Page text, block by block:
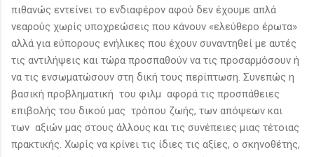
πιθανώς εντείνει το ενδιαφέρον αφού δεν έχουμε απλά
νεαρούς χωρίς υποχρεώσεις που κάνουν «ελεύθερο έρωτα»
αλλά για εύπορους ενήλικες που έχουν συναντηθεί με αυτές
τις αντιλήψεις και τώρα προσπαθούν να τις προσαρμόσουν ή
να τις ενσωματώσουν στη δική τους περίπτωση. Συνεπώς η
βασική προβληματική του φιλμ αφορά τις προσπάθειες
επιβολής του δικού μας τρόπου ζωής, των απόψεων και
των αξιών μας στους άλλους και τις συνέπειες μιας τέτοιας
πρακτικής. Χωρίς να κρίνει τις ίδιες τις αξίες, ο σκηνοθέτης,